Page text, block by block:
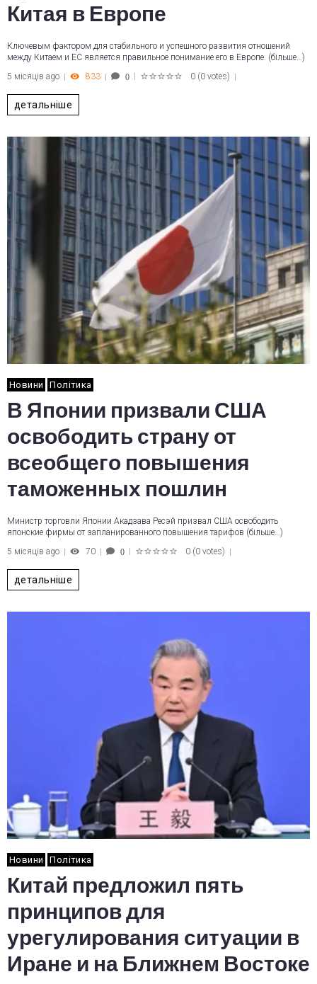
Китая в Европе
Ключевым фактором для стабильного и успешного развития отношений
между Китаем и ЕС является правильное понимание его в Европе. (більше…)
5 місяців ago
833 0 0 (0 votes)
детальніше
Новини Політика
В Японии призвали США
освободить страну от
всеобщего повышения
таможенных пошлин
Министр торговли Японии Акадзава Ресэй призвал США освободить
японские фирмы от запланированного повышения тарифов (більше…)
5 місяців ago
70 0 0 (0 votes)
детальніше
Новини Політика
Китай предложил пять
принципов для
урегулирования ситуации в
Иране и на Ближнем Востоке